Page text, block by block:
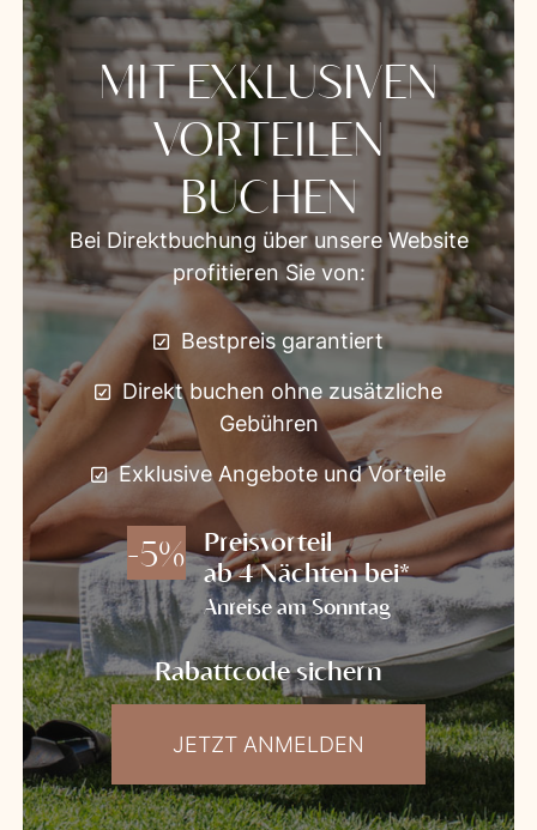
MIT EXKLUSIVEN
VORTEILEN
BUCHEN
Bei Direktbuchung über unsere Website
profitieren Sie von:
Bestpreis garantiert
Direkt buchen ohne zusätzliche
Gebühren
Exklusive Angebote und Vorteile
-5%
Preisvorteil
ab 4 Nächten bei*
Anreise am Sonntag
Rabattcode sichern
JETZT ANMELDEN